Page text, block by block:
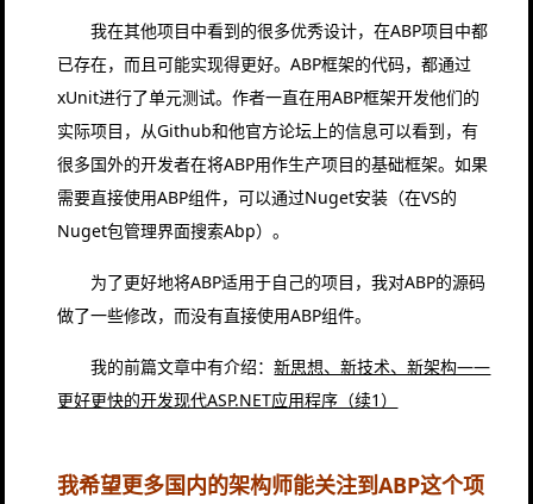
我在其他项目中看到的很多优秀设计，在ABP项目中都
已存在，而且可能实现得更好。ABP框架的代码，都通过
xUnit进行了单元测试。作者一直在用ABP框架开发他们的
实际项目，从Github和他官方论坛上的信息可以看到，有
很多国外的开发者在将ABP用作生产项目的基础框架。如果
需要直接使用ABP组件，可以通过Nuget安装（在VS的
Nuget包管理界面搜索Abp）。
为了更好地将ABP适用于自己的项目，我对ABP的源码
做了一些修改，而没有直接使用ABP组件。
我的前篇文章中有介绍：新思想、新技术、新架构——
更好更快的开发现代ASP.NET应用程序（续1）
我希望更多国内的架构师能关注到ABP这个项